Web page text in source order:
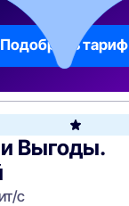
Подобрать тариф
Выгоды.
с